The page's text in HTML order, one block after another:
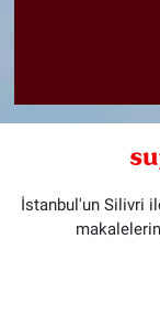
İstanbul'un Silivri